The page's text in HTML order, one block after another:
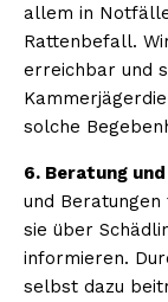
allem in
Rattenbefall.
erreichbar und
solche
6. Beratung
und
sie über
informieren.
selbst dazu